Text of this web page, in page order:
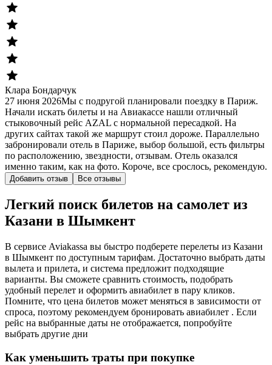
Клара Бондарчук
27 июня 2026Мы с подругой планировали поездку в Париж.
Начали искать билеты и на Авиакассе нашли отличный
стыковочный рейс AZAL с нормальной пересадкой. На
других сайтах такой же маршрут стоил дороже. Параллельно
забронировали отель в Париже, выбор большой, есть фильтры
по расположению, звездности, отзывам. Отель оказался
именно таким, как на фото. Короче, все срослось, рекомендую.
Добавить отзыв Все отзывы
Легкий поиск билетов на самолет из
Казани в Шымкент
В сервисе Aviakassa вы быстро подберете перелеты из Казани
в Шымкент по доступным тарифам. Достаточно выбрать даты
вылета и прилета, и система предложит подходящие
варианты. Вы сможете сравнить стоимость, подобрать
удобный перелет и оформить авиабилет в пару кликов.
Помните, что цена билетов может меняться в зависимости от
спроса, поэтому рекомендуем бронировать авиабилет . Если
рейс на выбранные даты не отображается, попробуйте
выбрать другие дни
Как уменьшить траты при покупке